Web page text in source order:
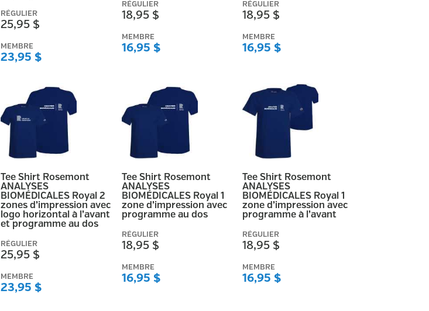
RÉGULIER
25,95 $
MEMBRE
23,95 $
RÉGULIER
18,95 $
MEMBRE
16,95 $
RÉGULIER
18,95 $
MEMBRE
16,95 $
Tee Shirt Rosemont
ANALYSES
BIOMÉDICALES Royal 2
zones d’impression avec
logo horizontal à l’avant
et programme au dos
RÉGULIER
25,95 $
MEMBRE
23,95 $
Tee Shirt Rosemont
ANALYSES
BIOMÉDICALES Royal 1
zone d’impression avec
programme au dos
RÉGULIER
18,95 $
MEMBRE
16,95 $
Tee Shirt Rosemont
ANALYSES
BIOMÉDICALES Royal 1
zone d’impression avec
programme à l’avant
RÉGULIER
18,95 $
MEMBRE
16,95 $